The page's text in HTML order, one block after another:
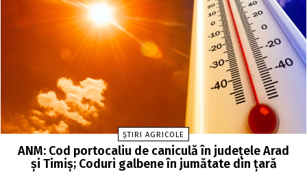
ȘTIRI AGRICOLE
ANM: Cod portocaliu de caniculă în judeţele Arad
şi Timiş; Coduri galbene în jumătate din ţară